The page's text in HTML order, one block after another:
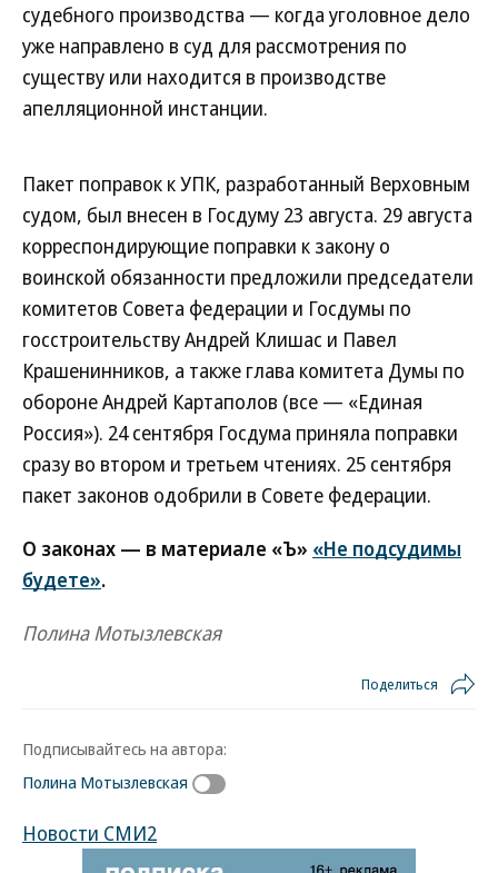
судебного производства — когда уголовное дело
уже направлено в суд для рассмотрения по
существу или находится в производстве
апелляционной инстанции.
Пакет поправок к УПК, разработанный Верховным
судом, был внесен в Госдуму 23 августа. 29 августа
корреспондирующие поправки к закону о
воинской обязанности предложили председатели
комитетов Совета федерации и Госдумы по
госстроительству Андрей Клишас и Павел
Крашенинников, а также глава комитета Думы по
обороне Андрей Картаполов (все — «Единая
Россия»). 24 сентября Госдума приняла поправки
сразу во втором и третьем чтениях. 25 сентября
пакет законов одобрили в Совете федерации.
О законах — в материале «Ъ» «Не подсудимы
будете».
Полина Мотызлевская
Поделиться
Подписывайтесь на автора:
Полина Мотызлевская
Новости СМИ2